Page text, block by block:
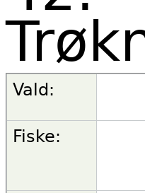
Vald:
Fiske: